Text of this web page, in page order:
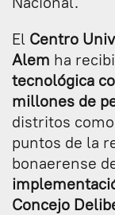
El Centro
Alem ha
tecnológica
millones de
distritos
puntos de la
bonaerense
Concejo